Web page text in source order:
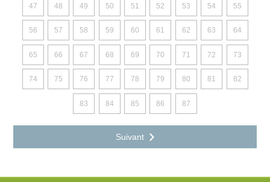
47 48 49 50 51 52 53 54 55
56 57 58 59 60 61 62 63 64
65 66 67 68 69 70 71 72 73
74 75 76 77 78 79 80 81 82
83 84 85 86 87